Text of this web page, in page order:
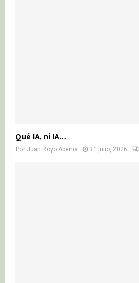
Qué IA, ni IA…
Por Juan Royo Abenia 31 julio, 2026